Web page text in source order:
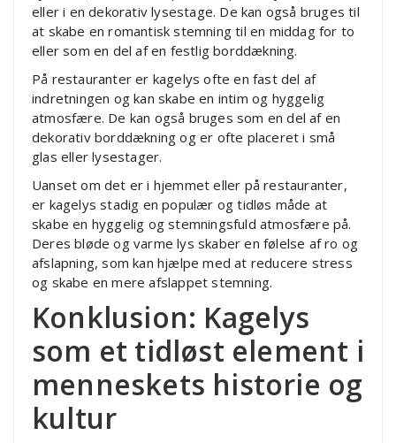
eller i en dekorativ lysestage. De kan også bruges til
at skabe en romantisk stemning til en middag for to
eller som en del af en festlig borddækning.
På restauranter er kagelys ofte en fast del af
indretningen og kan skabe en intim og hyggelig
atmosfære. De kan også bruges som en del af en
dekorativ borddækning og er ofte placeret i små
glas eller lysestager.
Uanset om det er i hjemmet eller på restauranter,
er kagelys stadig en populær og tidløs måde at
skabe en hyggelig og stemningsfuld atmosfære på.
Deres bløde og varme lys skaber en følelse af ro og
afslapning, som kan hjælpe med at reducere stress
og skabe en mere afslappet stemning.
Konklusion: Kagelys
som et tidløst element i
menneskets historie og
kultur